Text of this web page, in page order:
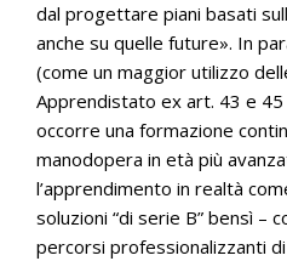
dal progettare piani basati
anche su quelle future». In
(come un maggior utilizzo
Apprendistato ex art. 43 e
occorre una formazione
manodopera in età più
l’apprendimento in realtà
soluzioni “di serie B” bensì –
percorsi professionalizzanti